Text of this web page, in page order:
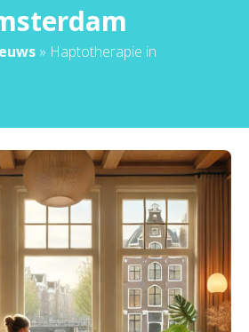
» Haptotherapie in